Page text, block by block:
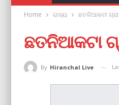
Home ରାଜ୍ୟ ଛତନିଆକଟା
ଛତନିଆକଟା
By Hiranchal Live